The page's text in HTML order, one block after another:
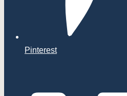
Pinterest